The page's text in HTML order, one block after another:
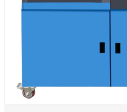
Máquina equilibradora
Productos de protección para
Otros productos